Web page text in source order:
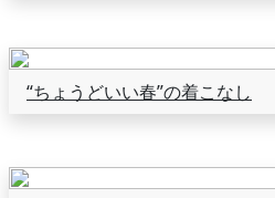
“ちょうどいい春”の着こなし